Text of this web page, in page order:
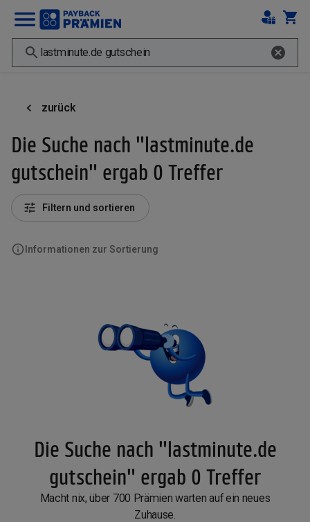
zurück
Die Suche nach "lastminute.de
gutschein" ergab 0 Treffer
Informationen zur Sortierung
Filtern und sortieren
Die Suche nach "lastminute.de
gutschein" ergab 0 Treffer
Macht nix, über 700 Prämien warten auf ein neues
Zuhause.